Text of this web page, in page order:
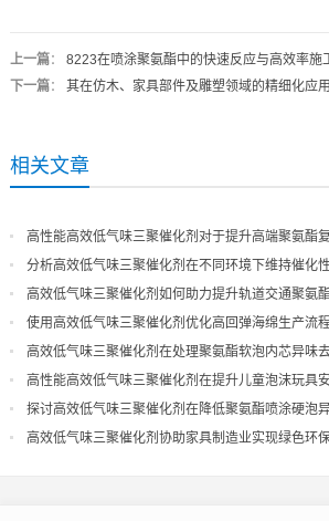
上一篇： 8223在喷涂聚氨酯中的快速反应与高效率施
下一篇： 其在仿木、家具部件及雕塑领域的精细化应
相关文章
高性能高效低气味三聚催化剂对于提升高端聚氨酯
分析高效低气味三聚催化剂在不同环境下维持催化
现
高效低气味三聚催化剂如何助力提升轨道交通聚氨
量
使用高效低气味三聚催化剂优化高回弹海绵生产流
高效低气味三聚催化剂在处理聚氨酯软泡内芯异味
导
高性能高效低气味三聚催化剂在提升儿童泡沫玩具
探讨高效低气味三聚催化剂在降低聚氨酯喷涂硬泡
果
高效低气味三聚催化剂协助家具制造业实现绿色环